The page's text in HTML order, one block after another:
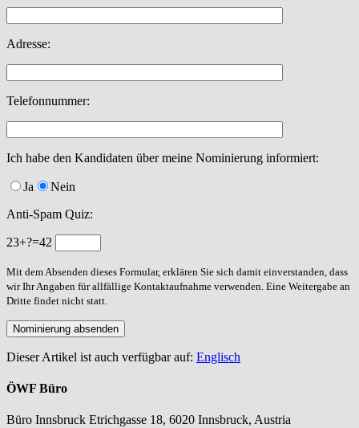
Adresse:
Telefonnummer:
Ich habe den Kandidaten über meine Nominierung informiert:
Ja
Nein
Anti-Spam Quiz:
23+?=42
Mit dem Absenden dieses Formular, erklären Sie sich damit einverstanden, dass
wir Ihr Angaben für allfällige Kontaktaufnahme verwenden. Eine Weitergabe an
Dritte findet nicht statt.
Dieser Artikel ist auch verfügbar auf: Englisch
ÖWF Büro
Büro Innsbruck Etrichgasse 18, 6020 Innsbruck, Austria